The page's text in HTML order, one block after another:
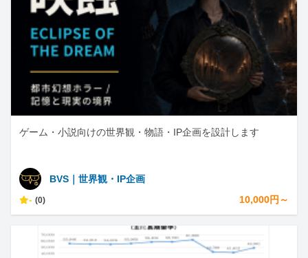
ゲーム・小説向けの世界観・物語・IP企画を設計します
BVS｜世界観・IP企画
- (0) 10,000円～